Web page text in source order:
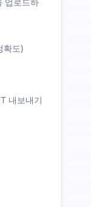
업로드하
확도)
내보내기